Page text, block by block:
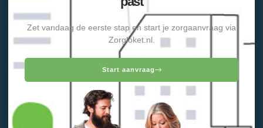
Zet vandaag de eerste stap en start je zorgaanvraag via
Zorgloket.nl.
Start aanvraag